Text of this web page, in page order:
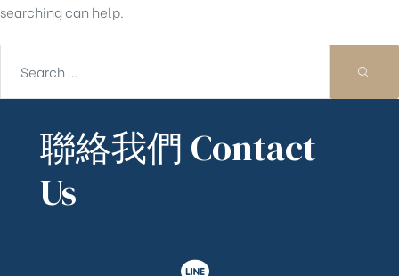
searching can help.
聯絡我們 Contact
Us